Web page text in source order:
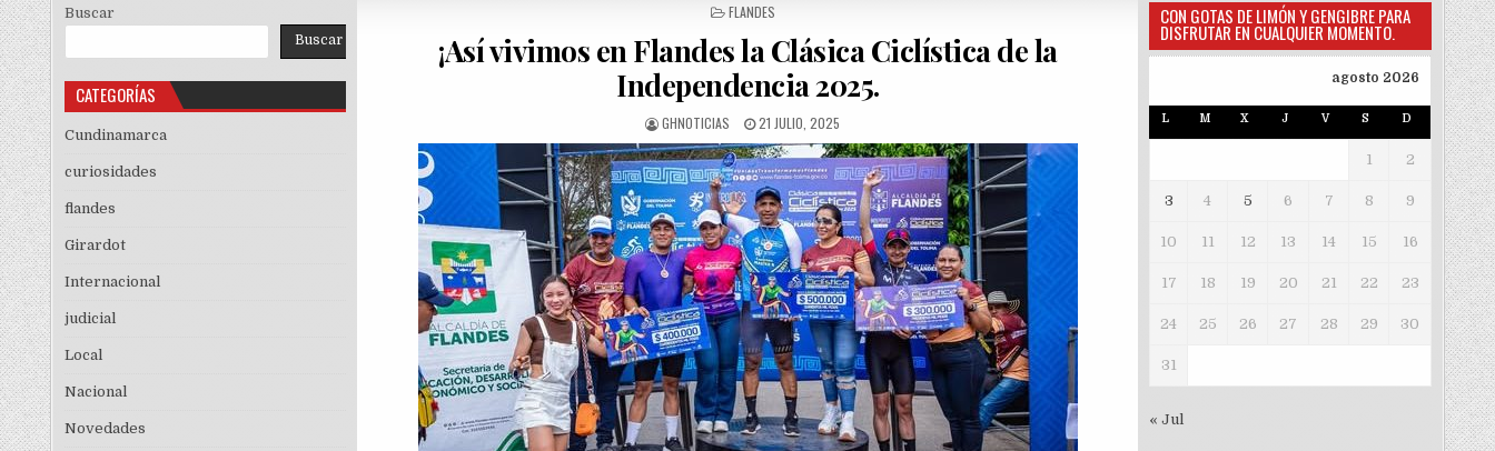
POSTED
FLANDES
¡Así vivimos en Flandes la Clásica Ciclística de la
Independencia 2025.
AUTHOR:
GHNOTICIAS
PUBLISHED
DATE:
21 JULIO, 2025
Buscar
Buscar
CATEGORÍAS
Cundinamarca
curiosidades
flandes
Girardot
Internacional
judicial
Local
Nacional
Novedades
CON GOTAS DE LIMÓN Y GENGIBRE PARA
DISFRUTAR EN CUALQUIER MOMENTO.
agosto 2026
L M X J V S D
1 2
3 4 5 6 7 8 9
10 11 12 13 14 15 16
17 18 19 20 21 22 23
24 25 26 27 28 29 30
31
« Jul